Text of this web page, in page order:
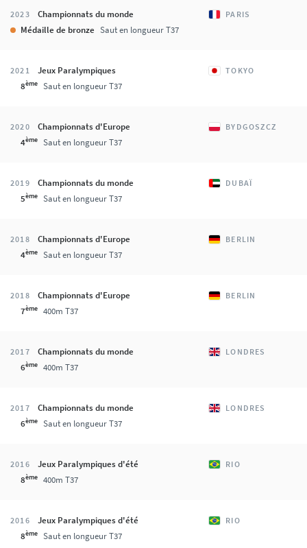
2023 Championnats du monde PARIS
Médaille de bronze Saut en longueur T37
2021 Jeux Paralympiques TOKYO
8ème Saut en longueur T37
2020 Championnats d'Europe BYDGOSZCZ
4ème Saut en longueur T37
2019 Championnats du monde DUBAÏ
5ème Saut en longueur T37
2018 Championnats d'Europe BERLIN
4ème Saut en longueur T37
2018 Championnats d'Europe BERLIN
7ème 400m T37
2017 Championnats du monde LONDRES
6ème 400m T37
2017 Championnats du monde LONDRES
6ème Saut en longueur T37
2016 Jeux Paralympiques d'été RIO
8ème 400m T37
2016 Jeux Paralympiques d'été RIO
8ème Saut en longueur T37